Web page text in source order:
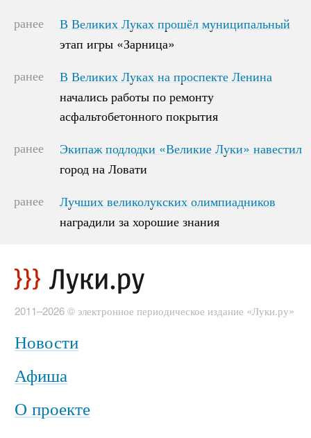
ранее
В Великих Луках прошёл муниципальный
этап игры «Зарница»
В Великих Луках прошёл муниципальный
этап игры «Зарница»
ранее
В Великих Луках на проспекте Ленина
начались работы по ремонту
асфальтобетонного покрытия
В Великих Луках на проспекте Ленина
начались работы по ремонту
асфальтобетонного покрытия
ранее
Экипаж подлодки «Великие Луки» навестил
город на Ловати
Экипаж подлодки «Великие Луки» навестил
город на Ловати
ранее
Лучших великолукских олимпиадников
наградили за хорошие знания
Лучших великолукских олимпиадников
наградили за хорошие знания
2011–2026 © электронное периодическое издание «Луки.ру»
Новости
Афиша
О проекте